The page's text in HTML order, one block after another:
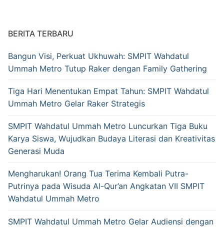
BERITA TERBARU
Bangun Visi, Perkuat Ukhuwah: SMPIT Wahdatul
Ummah Metro Tutup Raker dengan Family Gathering
Tiga Hari Menentukan Empat Tahun: SMPIT Wahdatul
Ummah Metro Gelar Raker Strategis
SMPIT Wahdatul Ummah Metro Luncurkan Tiga Buku
Karya Siswa, Wujudkan Budaya Literasi dan Kreativitas
Generasi Muda
Mengharukan! Orang Tua Terima Kembali Putra-
Putrinya pada Wisuda Al-Qur’an Angkatan VII SMPIT
Wahdatul Ummah Metro
SMPIT Wahdatul Ummah Metro Gelar Audiensi dengan